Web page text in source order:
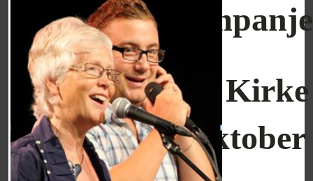
Møtekampanje
Medkila Kirke
8.  12. oktober